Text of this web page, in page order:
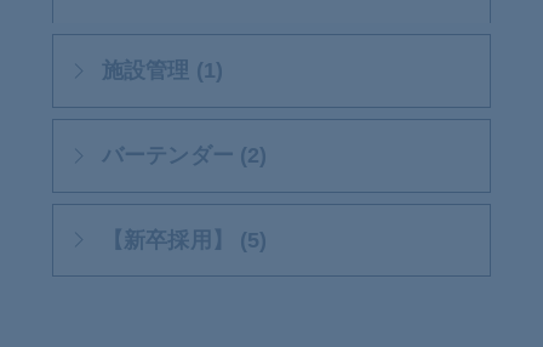
施設管理 (1)
バーテンダー (2)
【新卒採用】 (5)